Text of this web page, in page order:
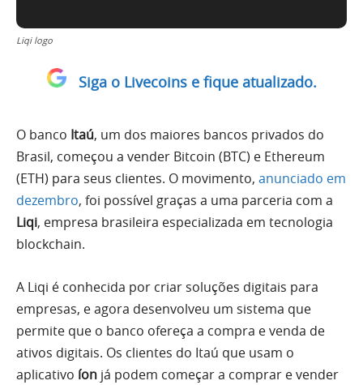
Liqi logo
Siga o Livecoins e fique atualizado.
O banco Itaú, um dos maiores bancos privados do
Brasil, começou a vender Bitcoin (BTC) e Ethereum
(ETH) para seus clientes. O movimento, anunciado em
dezembro, foi possível graças a uma parceria com a
Liqi, empresa brasileira especializada em tecnologia
blockchain.
A Liqi é conhecida por criar soluções digitais para
empresas, e agora desenvolveu um sistema que
permite que o banco ofereça a compra e venda de
ativos digitais. Os clientes do Itaú que usam o
aplicativo íon já podem começar a comprar e vender